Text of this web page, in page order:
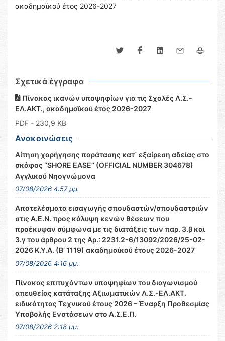
ακαδημαϊκού έτος 2026-2027
Σχετικά έγγραφα
Πίνακας ικανών υποψηφίων για τις Σχολές Λ.Σ.-
ΕΛ.ΑΚΤ., ακαδημαϊκού έτος 2026-2027
PDF - 230,9 KB
Ανακοινώσεις
Αίτηση χορήγησης παράτασης κατ΄ εξαίρεση αδείας στο
σκάφος ‘’SHORE EASE’’ (OFFICIAL NUMBER 304678)
Αγγλικού Νηογνώμονα
07/08/2026 4:57 μμ.
Αποτελέσματα εισαγωγής σπουδαστών/σπουδαστριών
στις Α.Ε.Ν. προς κάλυψη κενών θέσεων που
προέκυψαν σύμφωνα με τις διατάξεις των παρ. 3.β και
3.γ του άρθρου 2 της Αρ.: 2231.2-6/13092/2026/25-02-
2026 Κ.Υ.Α. (Β’ 1119) ακαδημαϊκού έτους 2026-2027
07/08/2026 4:16 μμ.
Πίνακας επιτυχόντων υποψηφίων του διαγωνισμού
απευθείας κατάταξης Αξιωματικών Λ.Σ.-ΕΛ.ΑΚΤ.
ειδικότητας Τεχνικού έτους 2026 – Έναρξη Προθεσμίας
Υποβολής Ενστάσεων στο Α.Σ.Ε.Π.
07/08/2026 2:18 μμ.